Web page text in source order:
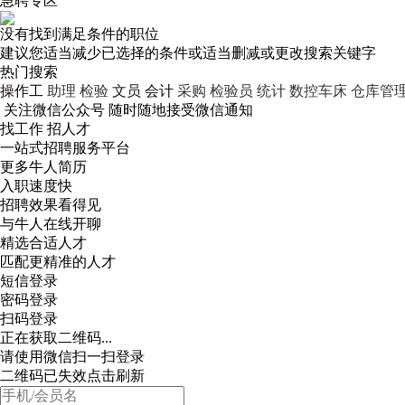
没有找到满足条件的职位
建议您适当减少已选择的条件或适当删减或更改搜索关键字
热门搜索
操作工 助理 检验 文员 会计 采购 检验员 统计 数控车床 仓库管
关注微信公众号 随时随地接受微信通知
找工作 招人才
一站式招聘服务平台
更多牛人简历
入职速度快
招聘效果看得见
与牛人在线开聊
精选合适人才
匹配更精准的人才
短信登录
密码登录
扫码登录
正在获取二维码...
请使用微信扫一扫登录
二维码已失效点击刷新